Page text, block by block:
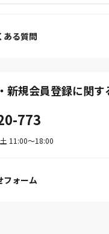
ある質問
新規会員登録に関
773
11:00〜18:00
フォーム